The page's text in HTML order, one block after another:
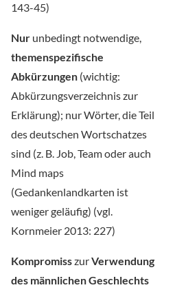
143-45)
Nur unbedingt notwendige,
themenspezifische
Abkürzungen (wichtig:
Abkürzungsverzeichnis zur
Erklärung); nur Wörter, die Teil
des deutschen Wortschatzes
sind (z. B. Job, Team oder auch
Mind maps
(Gedankenlandkarten ist
weniger geläufig) (vgl.
Kornmeier 2013: 227)
KompromisszurVerwendung
des männlichen Geschlechts